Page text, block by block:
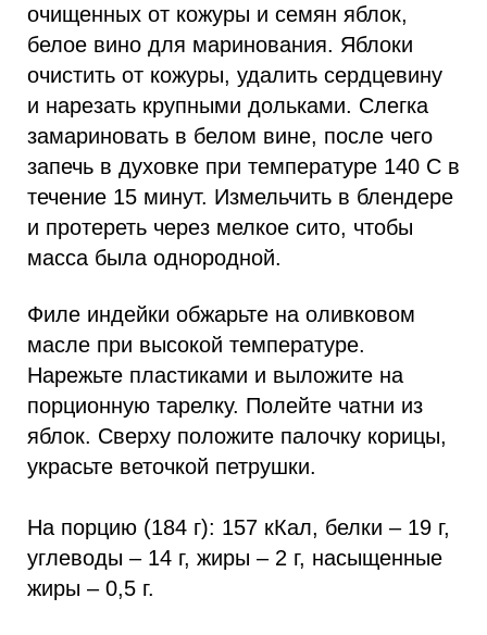
очищенных от кожуры и семян яблок,
белое вино для маринования. Яблоки
очистить от кожуры, удалить сердцевину
и нарезать крупными дольками. Слегка
замариновать в белом вине, после чего
запечь в духовке при температуре 140 С в
течение 15 минут. Измельчить в блендере
и протереть через мелкое сито, чтобы
масса была однородной.
Филе индейки обжарьте на оливковом
масле при высокой температуре.
Нарежьте пластиками и выложите на
порционную тарелку. Полейте чатни из
яблок. Сверху положите палочку корицы,
украсьте веточкой петрушки.
На порцию (184 г): 157 кКал, белки – 19 г,
углеводы – 14 г, жиры – 2 г, насыщенные
жиры – 0,5 г.